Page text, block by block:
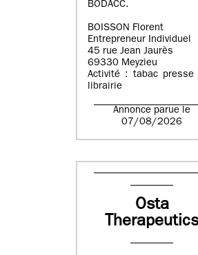
BODACC.
BOISSON Florent
Entrepreneur Individuel
45 rue Jean Jaurès
69330 Meyzieu
Activité : tabac presse
librairie
Annonce parue le
07/08/2026
Osta
Therapeutics